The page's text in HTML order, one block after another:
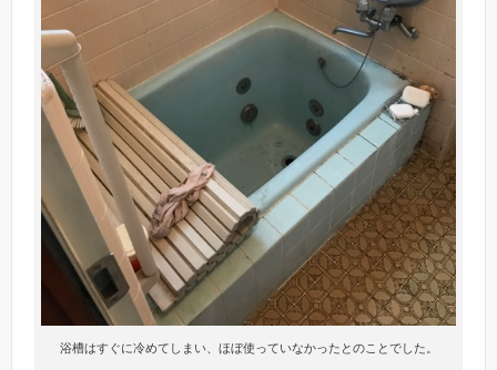
浴槽はすぐに冷めてしまい、ほぼ使っていなかったとのことでした。